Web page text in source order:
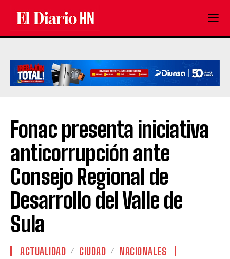
Fonac presenta iniciativa
anticorrupción ante
Consejo Regional de
Desarrollo del Valle de
Sula
ACTUALIDAD CIUDAD NACIONALES